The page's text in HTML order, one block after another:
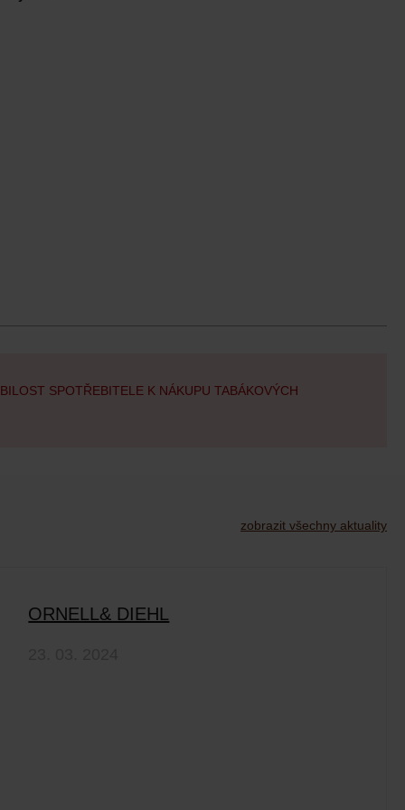
SPOTŘEBITELE K NÁKUPU TABÁKOVÝCH
zobrazit všechny aktuality
ORNELL& DIEHL